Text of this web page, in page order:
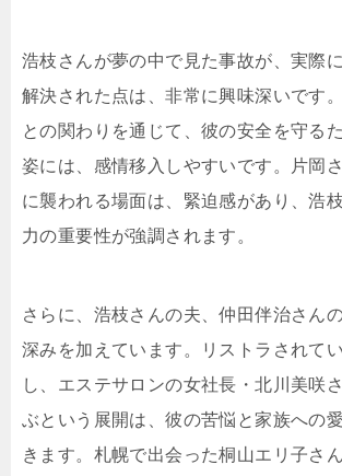
浩枝さんが夢の中で見た事故が、実際
解決された点は、非常に興味深いです
との関わりを通じて、彼の安全を守る
姿には、感情移入しやすいです。片岡
に襲われる場面は、緊迫感があり、浩
力の重要性が強調されます。
さらに、浩枝さんの夫、仲田伴治さん
深みを加えています。リストラされて
し、エステサロンの女社長・北川美咲
ぶという展開は、彼の苦悩と家族への
きます。札幌で出会った桐山エリ子さ